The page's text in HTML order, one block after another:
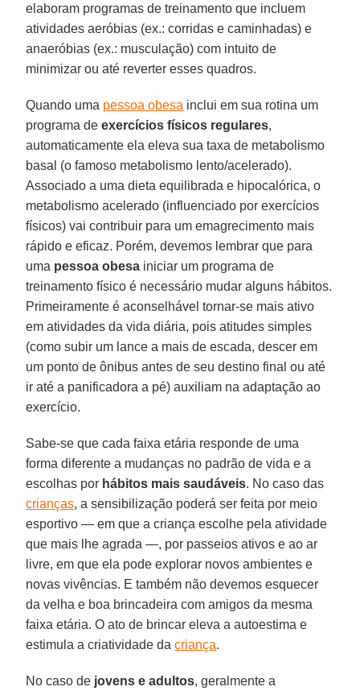
elaboram programas de treinamento que incluem
atividades aeróbias (ex.: corridas e caminhadas) e
anaeróbias (ex.: musculação) com intuito de
minimizar ou até reverter esses quadros.
Quando uma pessoa obesa inclui em sua rotina um
programa deexercícios físicos regulares,
automaticamente ela eleva sua taxa de metabolismo
basal (o famoso metabolismo lento/acelerado).
Associado a uma dieta equilibrada e hipocalórica, o
metabolismo acelerado (influenciado por exercícios
físicos) vai contribuir para um emagrecimento mais
rápido e eficaz. Porém, devemos lembrar que para
uma pessoa obesa iniciar um programa de
treinamento físico é necessário mudar alguns hábitos.
Primeiramente é aconselhável tornar-se mais ativo
em atividades da vida diária, pois atitudes simples
(como subir um lance a mais de escada, descer em
um ponto de ônibus antes de seu destino final ou até
ir até a panificadora a pé) auxiliam na adaptação ao
exercício.
Sabe-se que cada faixa etária responde de uma
forma diferente a mudanças no padrão de vida e a
escolhas por hábitos mais saudáveis. No caso das
crianças, a sensibilização poderá ser feita por meio
esportivo — em que a criança escolhe pela atividade
que mais lhe agrada —, por passeios ativos e ao ar
livre, em que ela pode explorar novos ambientes e
novas vivências. E também não devemos esquecer
da velha e boa brincadeira com amigos da mesma
faixa etária. O ato de brincar eleva a autoestima e
estimula a criatividade dacriança.
No caso de jovens e adultos, geralmente a